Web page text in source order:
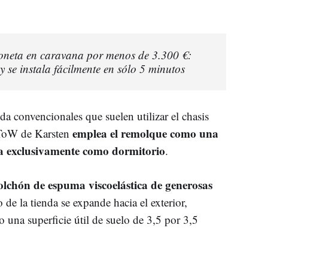
en caravana por menos de 3.300 €:
se instala fácilmente en sólo 5 minutos
convencionales que suelen utilizar el chasis
de Karsten emplea el remolque como una
exclusivamente como dormitorio.
de espuma viscoelástica de generosas
de la tienda se expande hacia el exterior,
una superficie útil de suelo de 3,5 por 3,5